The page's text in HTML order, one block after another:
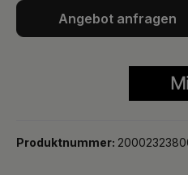
Angebot anfragen
Produktnummer: